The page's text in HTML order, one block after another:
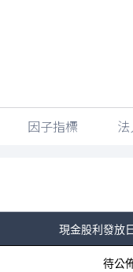
因子指標 法
現金股利發放日
待公